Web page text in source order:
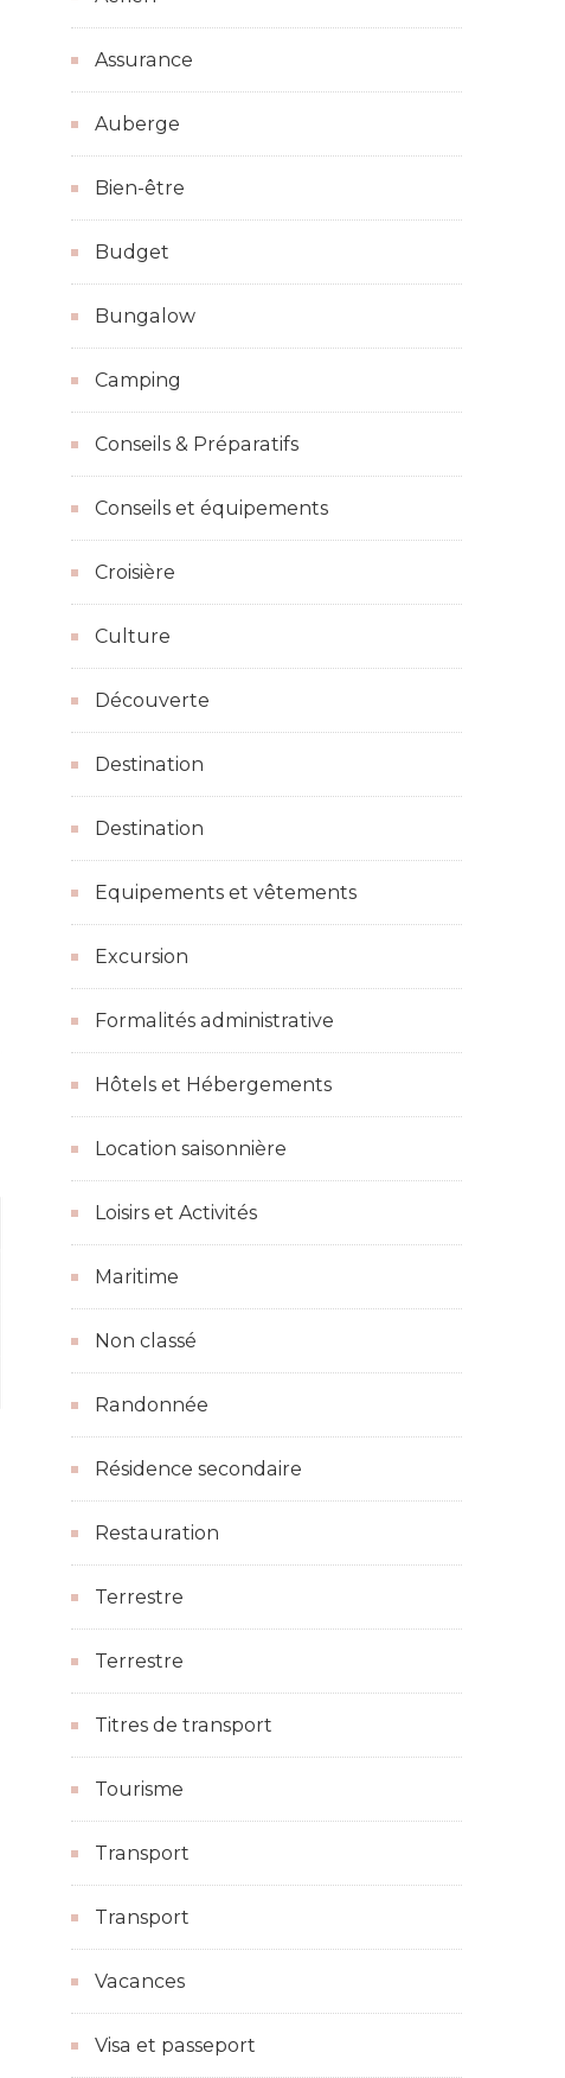
Assurance
Auberge
Bien-être
Budget
Bungalow
Camping
Conseils & Préparatifs
Conseils et équipements
Croisière
Culture
Découverte
Destination
Destination
Equipements et vêtements
Excursion
Formalités administrative
Hôtels et Hébergements
Location saisonnière
Loisirs et Activités
Maritime
Non classé
Randonnée
Résidence secondaire
Restauration
Terrestre
Terrestre
Titres de transport
Tourisme
Transport
Transport
Vacances
Visa et passeport